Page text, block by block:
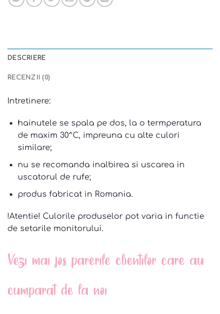
DESCRIERE
RECENZII (0)
Intretinere:
hainutele se spala pe dos, la o termperatura
de maxim 30^C, impreuna cu alte culori
similare;
nu se recomanda inalbirea si uscarea in
uscatorul de rufe;
produs fabricat in Romania.
!Atentie! Culorile produselor pot varia in functie
de setarile monitorului.
Vezi mai jos parerile clientilor care au
cumparat de la noi